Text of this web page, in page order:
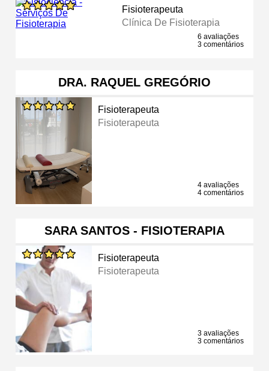
Fisioterapeuta
Clínica De Fisioterapia
6 avaliações
3 comentários
DRA. RAQUEL GREGÓRIO
Fisioterapeuta
Fisioterapeuta
4 avaliações
4 comentários
SARA SANTOS - FISIOTERAPIA
Fisioterapeuta
Fisioterapeuta
3 avaliações
3 comentários